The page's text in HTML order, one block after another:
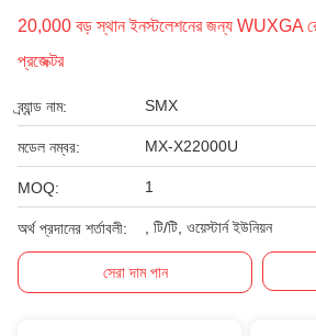
20,000 বড় স্থান ইনস্টলেশনের জন্য WUXGA
প্রজেক্টর
ব্র্যান্ড নাম: SMX
মডেল নম্বর: MX-X22000U
MOQ: 1
অর্থ প্রদানের শর্তাবলী: , টি/টি, ওয়েস্টার্ন ইউনিয়ন
সেরা দাম পান